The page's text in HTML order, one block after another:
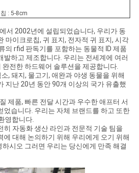
: 5-8cm
서 2002년에 설립되었습니다, 우리가 동
마이크로칩, 귀 표지, 전자적 귀 표지, 시각
의 rfid 판독기를 포함하는 동물적 ID 제품
발하고 제조합니다. 우리는 전세계에 여러
전한 하드웨어 솔루션을 제공합니다.
, 돼지, 물고기, 애완과 야생 동물을 위해
지난 20년 동안 90개 이상의 국가 유출했
제품, 빠른 전달 시간과 우수한 애프터 서
었습니다. 우리는 자체 브랜드를 하고 또한
영합니다.
히 자동화 생산 라인과 전문적 기술 팀을
에 대해 논의하기 위해 우리에게 오기 위해
시오 그러면 우리는 당신에게 만족 해결